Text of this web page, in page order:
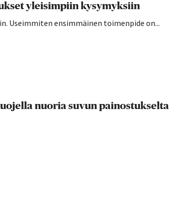
yleisimpiin kysymyksiin
Useimmiten ensimmäinen toimenpide on...
nuoria suvun painostukselta